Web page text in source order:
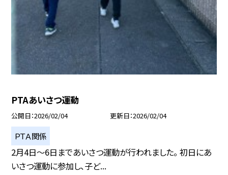
PTAあいさつ運動
公開日 2026/02/04 更新日 2026/02/04
ＰＴＡ関係
2月4日〜6日まであいさつ運動が行われました。 初日にあ
いさつ運動に参加し、子ど...